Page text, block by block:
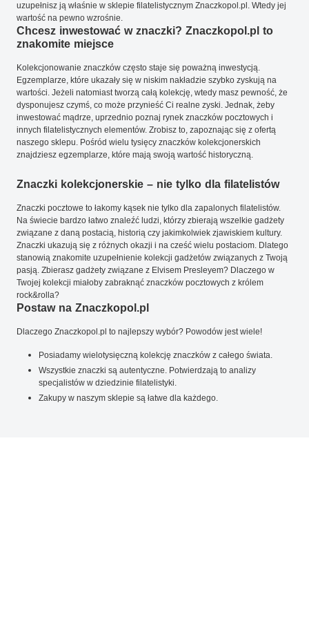
uzupełnisz ją właśnie w sklepie filatelistycznym Znaczkopol.pl. Wtedy jej
wartość na pewno wzrośnie.
Chcesz inwestować w znaczki? Znaczkopol.pl to
znakomite miejsce
Kolekcjonowanie znaczków często staje się poważną inwestycją.
Egzemplarze, które ukazały się w niskim nakładzie szybko zyskują na
wartości. Jeżeli natomiast tworzą całą kolekcję, wtedy masz pewność, że
dysponujesz czymś, co może przynieść Ci realne zyski. Jednak, żeby
inwestować mądrze, uprzednio poznaj rynek znaczków pocztowych i
innych filatelistycznych elementów. Zrobisz to, zapoznając się z ofertą
naszego sklepu. Pośród wielu tysięcy znaczków kolekcjonerskich
znajdziesz egzemplarze, które mają swoją wartość historyczną.
Znaczki kolekcjonerskie – nie tylko dla filatelistów
Znaczki pocztowe to łakomy kąsek nie tylko dla zapalonych filatelistów.
Na świecie bardzo łatwo znaleźć ludzi, którzy zbierają wszelkie gadżety
związane z daną postacią, historią czy jakimkolwiek zjawiskiem kultury.
Znaczki ukazują się z różnych okazji i na cześć wielu postaciom. Dlatego
stanowią znakomite uzupełnienie kolekcji gadżetów związanych z Twoją
pasją. Zbierasz gadżety związane z Elvisem Presleyem? Dlaczego w
Twojej kolekcji miałoby zabraknąć znaczków pocztowych z królem
rock&rolla?
Postaw na Znaczkopol.pl
Dlaczego Znaczkopol.pl to najlepszy wybór? Powodów jest wiele!
Posiadamy wielotysięczną kolekcję znaczków z całego świata.
Wszystkie znaczki są autentyczne. Potwierdzają to analizy
specjalistów w dziedzinie filatelistyki.
Zakupy w naszym sklepie są łatwe dla każdego.